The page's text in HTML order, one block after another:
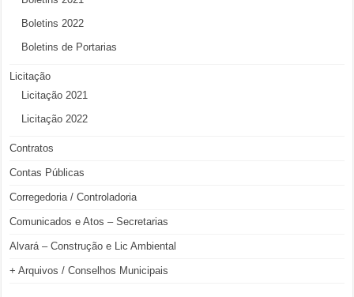
Boletins 2022
Boletins de Portarias
Licitação
Licitação 2021
Licitação 2022
Contratos
Contas Públicas
Corregedoria / Controladoria
Comunicados e Atos – Secretarias
Alvará – Construção e Lic Ambiental
+ Arquivos / Conselhos Municipais